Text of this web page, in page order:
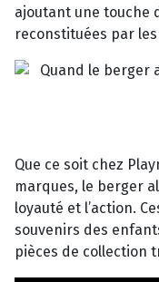
ajoutant une touche
reconstituées par
Que ce soit chez
marques, le berger
loyauté et l’action.
souvenirs des
pièces de collection